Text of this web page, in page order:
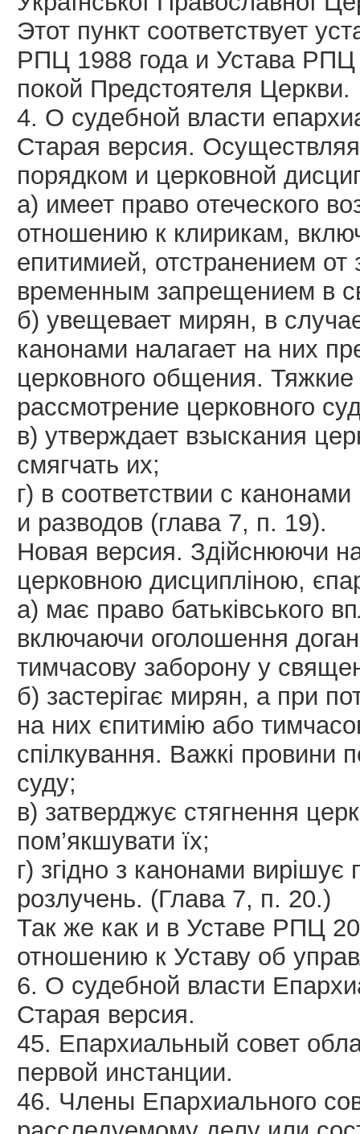
Этот пункт соответствует
РПЦ 1988 года и Устава РПЦ
покой Предстоятеля Церкви.
4. О судебной власти
Старая версия.
порядком и церковной
а) имеет право отеческого
отношению к клирикам,
епитимией, отстранением
временным запрещением в
б) увещевает мирян, в
канонами налагает на них
церковного общения.
рассмотрение церковного
в) утверждает взыскания
смягчать их;
г) в соответствии с
и разводов (глава 7, п. 19).
Новая версия. Здійснюючи
церковною дисципліною,
а) має право батьківського
включаючи оголошення
тимчасову заборону у
б) застерігає мирян, а при
на них єпитимію або
спілкування. Важкі провини
суду;
в) затверджує стягнення
пом’якшувати їх;
г) згідно з канонами
розлучень. (Глава 7, п. 20.)
Так же как и в Уставе РПЦ
отношению к Уставу об
6. О судебной власти
Старая версия.
45. Епархиальный совет
первой инстанции.
46. Члены Епархиального